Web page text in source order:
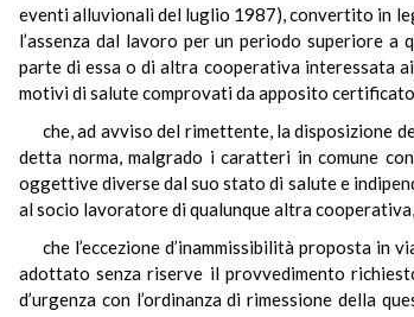
eventi alluvionali del luglio 1987), convertito in
l’assenza dal lavoro per un periodo superiore a
parte di essa o di altra cooperativa interessata
motivi di salute comprovati da apposito
che, ad avviso del rimettente, la disposizione
detta norma, malgrado i caratteri in comune
oggettive diverse dal suo stato di salute e
al socio lavoratore di qualunque altra
che l’eccezione d’inammissibilità proposta in
adottato senza riserve il provvedimento
d’urgenza con l’ordinanza di rimessione della